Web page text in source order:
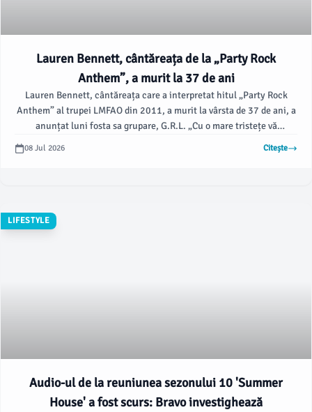
Lauren Bennett, cântăreața de la „Party Rock
Anthem”, a murit la 37 de ani
Lauren Bennett, cântăreața care a interpretat hitul „Party Rock
Anthem” al trupei LMFAO din 2011, a murit la vârsta de 37 de ani, a
anunțat luni fosta sa grupare, G.R.L. „Cu o mare tristețe vă
08 Jul 2026 Citește
LIFESTYLE
Audio-ul de la reuniunea sezonului 10 'Summer
House' a fost scurs: Bravo investighează